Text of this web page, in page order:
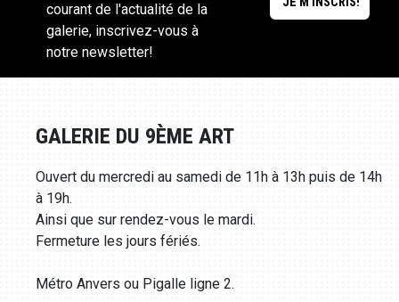
courant de l'actualité de la
galerie, inscrivez-vous à
notre newsletter!
GALERIE DU 9ÈME ART
Ouvert du mercredi au samedi de 11h à 13h puis de 14h
à 19h.
Ainsi que sur rendez-vous le mardi.
Fermeture les jours fériés.
Métro Anvers ou Pigalle ligne 2.